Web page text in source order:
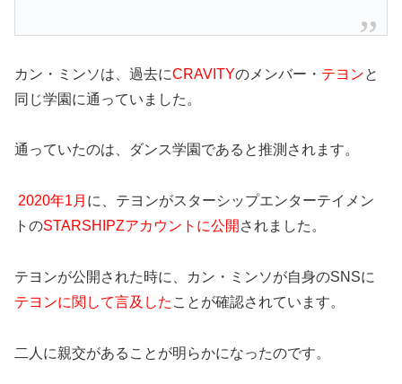
カン・ミンソは、過去にCRAVITYのメンバー・ テヨンと
同じ学園に通っていました。
通っていたのは、ダンス学園であると推測されます。
2020年1月 に、テヨンがスターシップエンターテイメン
トのSTARSHIPZアカウントに公開 されました。
テヨンが公開された時に、カン・ミンソが自身のSNSに
テヨンに関して言及した ことが確認されています。
二人に親交があることが明らかになったのです。